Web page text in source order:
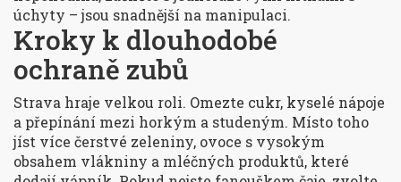
úchyty – jsou snadnější na manipulaci.
Kroky k dlouhodobé
ochraně zubů
Strava hraje velkou roli. Omezte cukr, kyselé nápoje
a přepínání mezi horkým a studeným. Místo toho
jíst více čerstvé zeleniny, ovoce s vysokým
obsahem vlákniny a mléčných produktů, které